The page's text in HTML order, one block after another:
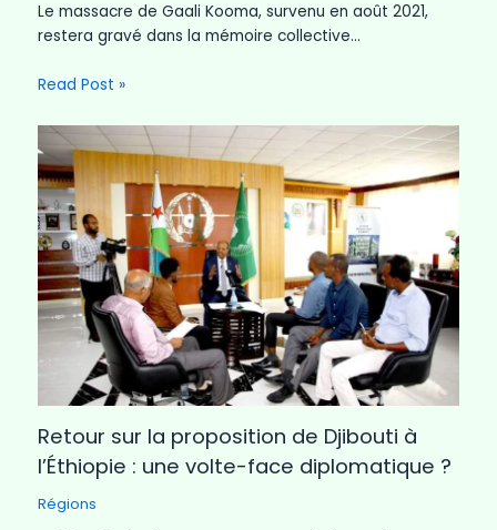
Le massacre de Gaali Kooma, survenu en août 2021,
restera gravé dans la mémoire collective…
Read Post »
Retour sur la proposition de Djibouti à
l’Éthiopie : une volte-face diplomatique ?
Régions